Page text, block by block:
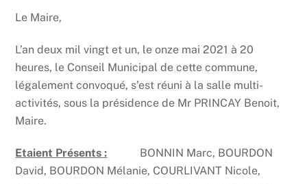
Le Maire,
L’an deux mil vingt et un, le onze mai 2021 à 20
heures, le Conseil Municipal de cette commune,
légalement convoqué, s’est réuni à la salle multi-
activités, sous la présidence de Mr PRINCAY Benoit,
Maire.
Etaient Présents : BONNIN Marc, BOURDON
David, BOURDON Mélanie, COURLIVANT Nicole,